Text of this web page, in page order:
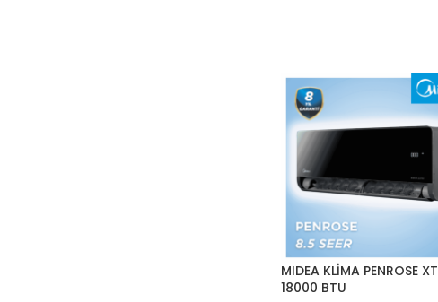
MIDEA KLİMA PENROSE XT
18000 BTU